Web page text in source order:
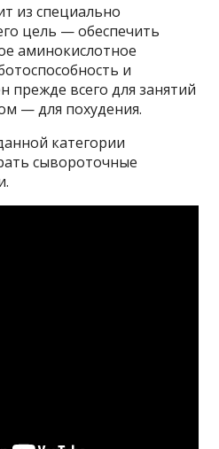
из специально
цель — обеспечить
аминокислотное
и
прежде всего для занятий
— для похудения.
категории
сывороточные